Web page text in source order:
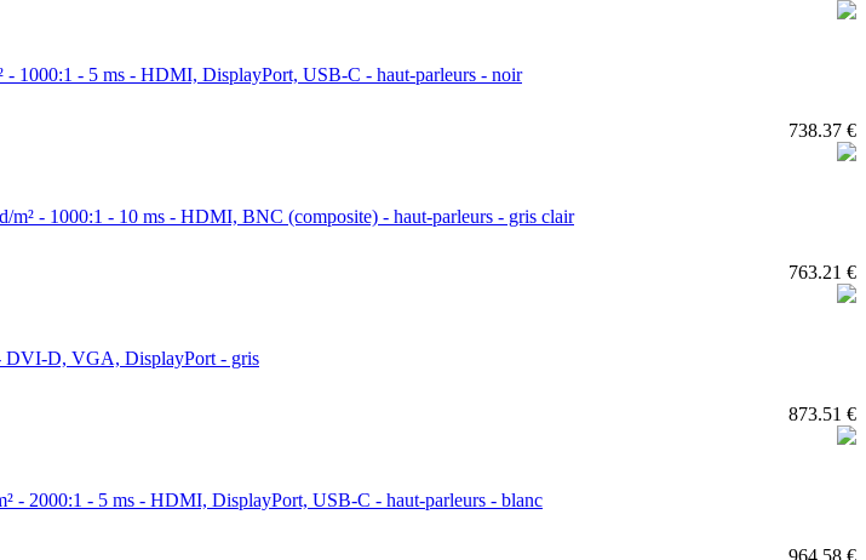
1000:1 - 5 ms - HDMI, DisplayPort, USB-C - haut-parleurs - noir
738.37 €
- 1000:1 - 10 ms - HDMI, BNC (composite) - haut-parleurs - gris clair
763.21 €
DVI-D, VGA, DisplayPort - gris
873.51 €
- 2000:1 - 5 ms - HDMI, DisplayPort, USB-C - haut-parleurs - blanc
964.58 €